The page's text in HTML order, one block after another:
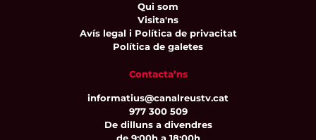
Qui som
Visita'ns
Avís legal i Política de privacitat
Política de galetes
Contacta’ns
informatius@canalreustv.cat
977 300 509
De dilluns a divendres
de 9:00h a 18:00h